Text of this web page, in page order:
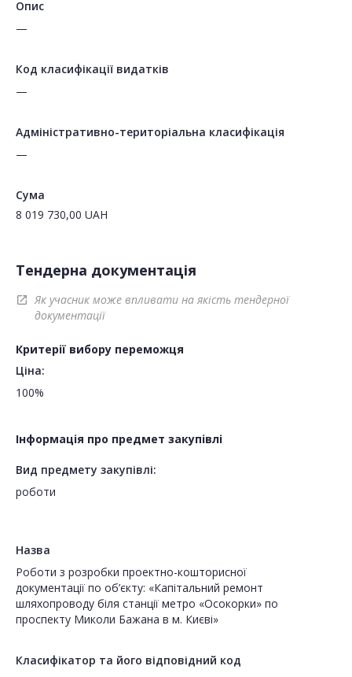
Опис
—
Код класифікації видатків
—
Адміністративно-територіальна класифікація
—
Сума
8 019 730,00 UAH
Тендерна документація
open_in_new
Як учасник може впливати на якість тендерної
документації
Критерії вибору переможця
Ціна:
100%
Інформація про предмет закупівлі
Вид предмету закупівлі:
роботи
Назва
Роботи з розробки проектно-кошторисної
документації по об’єкту: «Капітальний ремонт
шляхопроводу біля станції метро «Осокорки» по
проспекту Миколи Бажана в м. Києві»
Класифікатор та його відповідний код